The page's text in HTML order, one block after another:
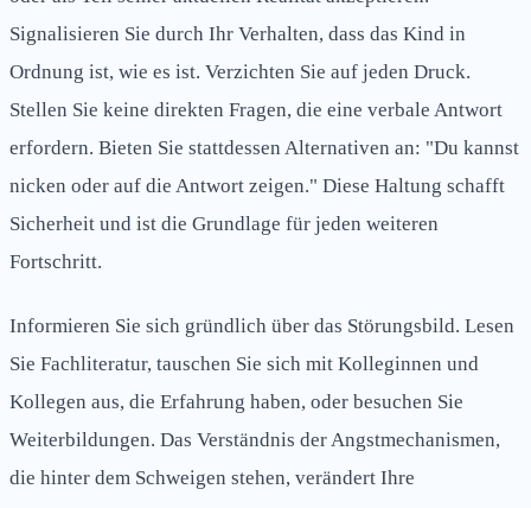
Signalisieren Sie durch Ihr Verhalten, dass das Kind in
Ordnung ist, wie es ist. Verzichten Sie auf jeden Druck.
Stellen Sie keine direkten Fragen, die eine verbale Antwort
erfordern. Bieten Sie stattdessen Alternativen an: "Du kannst
nicken oder auf die Antwort zeigen." Diese Haltung schafft
Sicherheit und ist die Grundlage für jeden weiteren
Fortschritt.
Informieren Sie sich gründlich über das Störungsbild. Lesen
Sie Fachliteratur, tauschen Sie sich mit Kolleginnen und
Kollegen aus, die Erfahrung haben, oder besuchen Sie
Weiterbildungen. Das Verständnis der Angstmechanismen,
die hinter dem Schweigen stehen, verändert Ihre